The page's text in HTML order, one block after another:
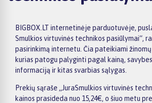
BIGBOX.LT internetinėje parduotuvėje,
Smulkios virtuvinės technikos pasiūlymai“,
pasirinkimą internetu. Čia pateikiami
kurias patogu palyginti pagal kainą,
informaciją ir kitas svarbias sąlygas.
Prekių sąraše „JuraSmulkios virtuvinės
kainos prasideda nuo 15,24€, o šiuo metu